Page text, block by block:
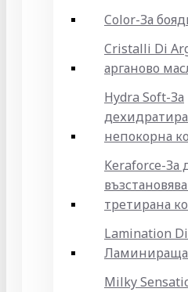
Color-За
Cristalli Di
арганово
Hydra Soft-За
непокорна
Keraforce-За
третирана
Lamination
Ламинираща
Milky